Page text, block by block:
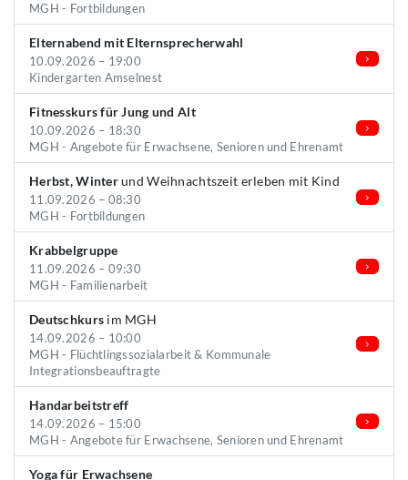
MGH - Fortbildungen
Elternabend mit Elternsprecherwahl
10.09.2026 – 19:00
Kindergarten Amselnest
Fitnesskurs für Jung und Alt
10.09.2026 – 18:30
MGH - Angebote für Erwachsene, Senioren und Ehrenamt
Herbst, Winterund Weihnachtszeit erleben mit Kind
11.09.2026 – 08:30
MGH - Fortbildungen
Krabbelgruppe
11.09.2026 – 09:30
MGH - Familienarbeit
Deutschkurs im MGH
14.09.2026 – 10:00
MGH - Flüchtlingssozialarbeit & Kommunale
Integrationsbeauftragte
Handarbeitstreff
14.09.2026 – 15:00
MGH - Angebote für Erwachsene, Senioren und Ehrenamt
Yoga für Erwachsene